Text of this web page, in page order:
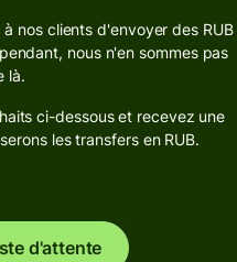
nos clients d'envoyer des RUB
nous n'en sommes pas
là.
ci-dessous et recevez une
les transfers en RUB.
d'attente